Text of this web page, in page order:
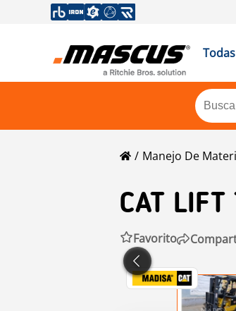
Manejo De
CAT LIFT
Favorito